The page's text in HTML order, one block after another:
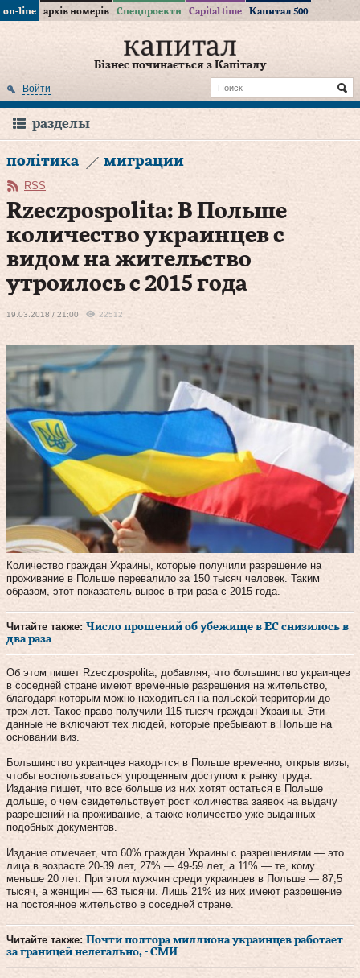
on-line архів номерів Спецпроекти Capital time Капитал 500
Бізнес починається з Капіталу
Войти
разделы
політика миграции
RSS
Rzeczpospolita: В Польше
количество украинцев с
видом на жительство
утроилось с 2015 года
19.03.2018 / 21:00 22512
Количество граждан Украины, которые получили разрешение на
проживание в Польше перевалило за 150 тысяч человек. Таким
образом, этот показатель вырос в три раза с 2015 года.
Читайте также: Число прошений об убежище в ЕС снизилось в
два раза
Об этом пишет Rzeczpospolita, добавляя, что большинство украинцев
в соседней стране имеют временные разрешения на жительство,
благодаря которым можно находиться на польской территории до
трех лет. Такое право получили 115 тысяч граждан Украины. Эти
данные не включают тех людей, которые пребывают в Польше на
основании виз.
Большинство украинцев находятся в Польше временно, открыв визы,
чтобы воспользоваться упрощенным доступом к рынку труда.
Издание пишет, что все больше из них хотят остаться в Польше
дольше, о чем свидетельствует рост количества заявок на выдачу
разрешений на проживание, а также количество уже выданных
подобных документов.
Издание отмечает, что 60% граждан Украины с разрешениями — это
лица в возрасте 20-39 лет, 27% — 49-59 лет, а 11% — те, кому
меньше 20 лет. При этом мужчин среди украинцев в Польше — 87,5
тысяч, а женщин — 63 тысячи. Лишь 21% из них имеют разрешение
на постоянное жительство в соседней стране.
Читайте также: Почти полтора миллиона украинцев работает
за границей нелегально, - СМИ